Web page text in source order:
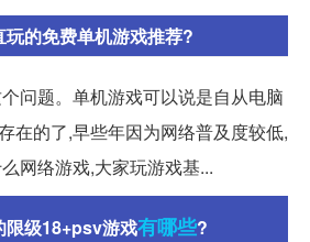
的免费单机游戏推荐?
问题。单机游戏可以说是自从电脑
在的了,早些年因为网络普及度较低,
网络游戏,大家玩游戏基...
限级18+psv游戏有哪些?